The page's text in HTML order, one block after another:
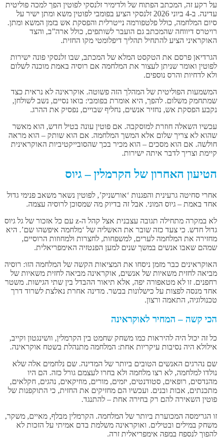
על רקע זה, המכתב הפתוח של ולדימיר זלנסקי לפוטין הפך למכה פוליטית
עדינה. ב-4 ביוני 2026 זלנסקי הציע בפומבי לפוטין משא ומתן ישיר על
סיום המלחמה, כולל פלטפורמה נייטרלית והפסקת אש בזמן המשא ומתן.
רויטרס דיווחה שהמכתב גם הועבר לשותפים, כולל ארה”ב, והצד
האוקראיני הציע להתחיל תהליך דיפלומטי מקו החזית.
הגרדיאן פרסם את הטקסט המלא של המכתב, שבו זלנסקי פונה ישירות
לפוטין ואומר שניתן לעצור את המלחמה אם רוסיה באמת מוכנה לשלום
ולא לדחיות והרס נוספים.
המשמעות הפוליטית של המהלך הזה פשוטה. אוקראינה לא נראית כצד
שמתחמק משלום. להפך, היא אומרת בפומבי: בואו נסיים, נשב לשולחן,
נקבע הפסקת אש, נחזיר אנשים, נחליף שבויים, נפסיק את ההרג.
עכשיו השאלה חוזרת למוסקבה. אם פוטין עונה בטיל חדש, הוא מאשר
שהוא לא צריך שלום אלא המשך המלחמה. אם הוא שותק – הוא מראה
חולשה. אם הוא מסכים – הוא מכיר בכך שהסובייקטיביות האוקראינית
קיימת וצריך לדבר איתה ישירות.
הטיעון האחרון של הקרמלין – גיוס
אחרי סחיטה גרעינית והפגנות ‘אורשניק’, לפוטין נשאר משאב פנימי גדול
אחד באמת – גיוס המוני. אבל זה בדיוק מה שמסוכן לרוסיה עצמה.
לא במקרה מתחילה תגובה עצבנית אצל קהל ה-z עם כל אזכור של גל גיוס
גדול חדש. כי צעד כזה שובר את האשליה של ‘מלחמה איפשהו שם’. היא
מחזירה את המלחמה לערים, למשפחות, לחצרות ולמחוזות הרוסיים,
שמהם שאבו אנשים במשך שנים למען הפנטזיה האימפריאלית.
האוקראינים כבר מזמן ניסחו את המציאות הקשה של המלחמה הזו: רוסיה
מביאה לחזית משאיות של אנשים, אוקראינה מביאה לחזית משאיות של
רחפנים. זו לא מטאפורה יפה, אלא תיאור ההבדל בין שתי הגישות. משטר
אחד מנסה לפצות על כישלונות בבשר. מדינה אחרת נאלצת לשרוד דרך
טכנולוגיה, התאמה ורצון.
הכי קשה – המחיר לאוקראינה
כל זה יכול היה להיראות כמו משחק שחמט בין הקרמלין, וושינגטון וקייב,
אילולא היה נסיבות עיקריות אחת: המלחמה מתנהלת בשטח אוקראינה.
שם נהרגים האנשים הטובים ביותר של המדינה. שם נלחמים אלה שלא
נולדו למלחמה, לא רצו מלחמה ולא בחרו לעצמם גורל כזה. הם היו
מהנדסים, רופאים, סטודנטים, יזמים, מורים, מוזיקאים, נהגים, חקלאים,
מתכנתים, אבות ובנים. ועכשיו הם מחזיקים את החזית, כי התוקפנות של
פוטין השאירה להם רק בחירה אחת – להתנגד.
זו הגרימסה המכוערת ביותר של המלחמה. הקרמלין מבלף, מאיים, משקר,
משחק במילים ובטילים. ואוקראינה משלמת בדם אמיתי על הזכות לא
להפוך לנספח במפה אימפריאלית זרה.